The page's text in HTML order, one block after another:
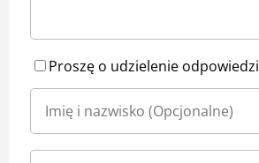
Proszę o udzielenie odpowiedzi